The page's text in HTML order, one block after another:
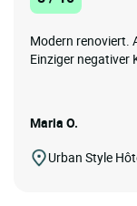
Modern renoviert.
Einziger negativer
Maria O.
Urban Style